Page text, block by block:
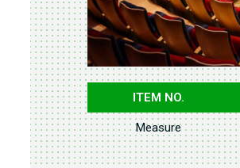
ITEM NO.
Measure